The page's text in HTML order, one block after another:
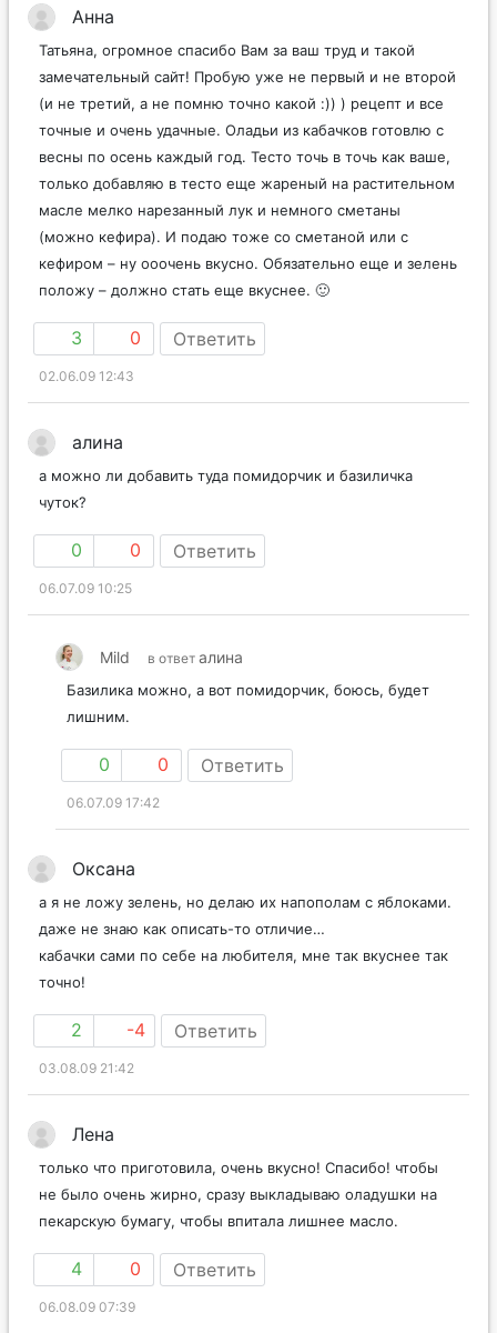
Анна
Татьяна, огромное спасибо Вам за ваш труд и такой
замечательный сайт! Пробую уже не первый и не второй
(и не третий, а не помню точно какой :)) ) рецепт и все
точные и очень удачные. Оладьи из кабачков готовлю с
весны по осень каждый год. Тесто точь в точь как ваше,
только добавляю в тесто еще жареный на растительном
масле мелко нарезанный лук и немного сметаны
(можно кефира). И подаю тоже со сметаной или с
кефиром – ну ооочень вкусно. Обязательно еще и зелень
положу – должно стать еще вкуснее. 🙂
3 0 Ответить
02.06.09 12:43
алина
а можно ли добавить туда помидорчик и базиличка
чуток?
0 0 Ответить
06.07.09 10:25
Mild в ответ алина
Базилика можно, а вот помидорчик, боюсь, будет
лишним.
0 0 Ответить
06.07.09 17:42
Оксана
а я не ложу зелень, но делаю их напополам с яблоками.
даже не знаю как описать-то отличие…
кабачки сами по себе на любителя, мне так вкуснее так
точно!
2 -4 Ответить
03.08.09 21:42
Лена
только что приготовила, очень вкусно! Спасибо! чтобы
не было очень жирно, сразу выкладываю оладушки на
пекарскую бумагу, чтобы впитала лишнее масло.
4 0 Ответить
06.08.09 07:39